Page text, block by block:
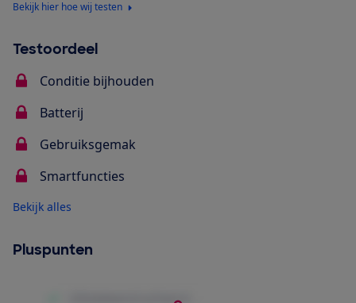
Bekijk hier hoe wij testen
Testoordeel
Conditie bijhouden
Batterij
Gebruiksgemak
Smartfuncties
Bekijk alles
Pluspunten